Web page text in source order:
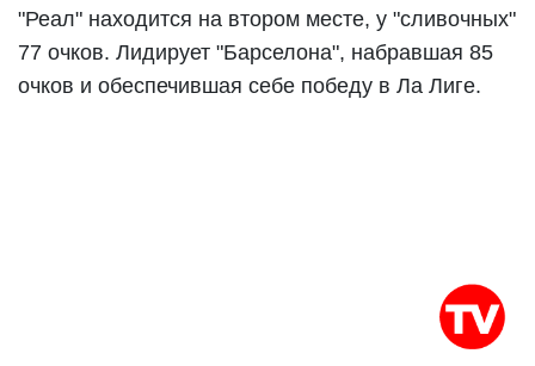
"Реал" находится на втором месте, у "сливочных"
77 очков. Лидирует "Барселона", набравшая 85
очков и обеспечившая себе победу в Ла Лиге.